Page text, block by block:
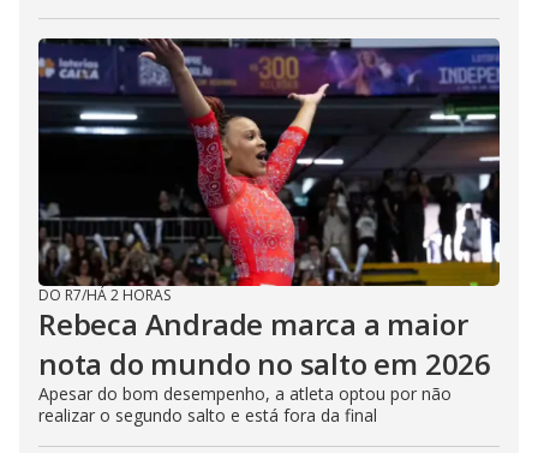
DO R7/HÁ 2 HORAS
Rebeca Andrade marca a maior
nota do mundo no salto em 2026
Apesar do bom desempenho, a atleta optou por não
realizar o segundo salto e está fora da final